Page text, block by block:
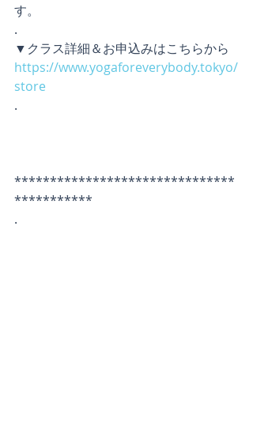
す。
.
▼クラス詳細＆お申込みはこちらから
https://www.yogaforeverybody.tokyo/
store
.
*******************************
***********
.